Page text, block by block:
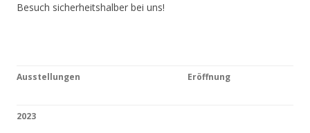
Besuch sicherheitshalber bei uns!
Ausstellungen Eröffnung
2023